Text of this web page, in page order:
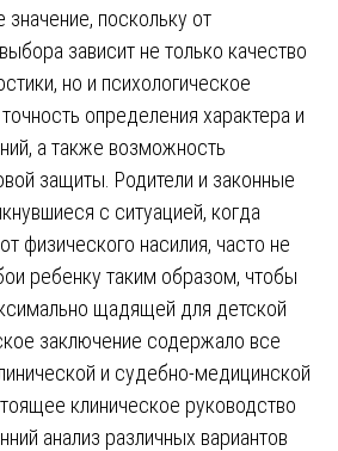
поскольку от
зависит не только качество
но и психологическое
определения характера и
а также возможность
защиты. Родители и законные
с ситуацией, когда
физического насилия, часто не
ребенку таким образом, чтобы
щадящей для детской
заключение содержало все
и судебно-медицинской
клиническое руководство
анализ различных вариантов